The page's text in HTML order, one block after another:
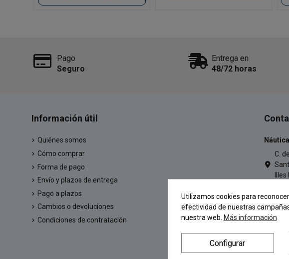
Pago
Seguro
Entrega en
48/72 horas
Información útil
Quiénes somos
Cómo comprar
Forma de pago
Envío y plazos de entrega
Pago a plazos
Cambios o devoluciones
Condiciones de contratación
C.
Utilizamos cookies para
efectividad de nuestras
nuestra web. Más información
Configurar